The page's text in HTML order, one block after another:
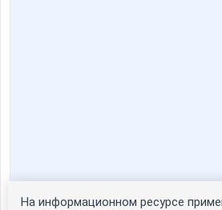
На информационном ресурсе